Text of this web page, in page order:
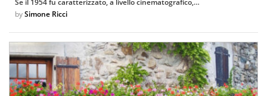
Se il 1954 fu caratterizzato, a livello cinematografico,…
bySimone Ricci